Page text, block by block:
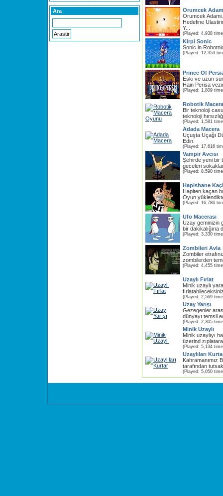
Ara
Orumcek Adam
Orumcek
Hedefine
Y...
(Played: 4,938
Kirpi Sonic
Sonic in
(Played: 12,353
Prince Of
Eski ve uzun
Hain Perisa
(Played: 1,809
Robotik
Bir teknoloji
teknoloji
(Played: 1,581
Adada Macera
Uçuşta Uçağı
Edin.
(Played: 17,616
Vampir Avcısı
Şehirde yeni bir
geceleri
(Played: 8,590
Hapishane
Hapiten kaçan
Oyun
(Played: 16,786
Ufo Macerası
Uzay geminizin
bir dakikalığına
(Played: 3,330
Zombileri Avla
Zombiler
zombilerden
(Played: 4,455
Uzaylı Fırlat
Minik uzaylı
(Played: 2,569
Uzay Yarışı
Gezegenler
dünyayı temsil
(Played: 2,305
Minik Uzaylı
Minik uzaylıyı
üzerind
(Played: 5,134
Uzaylıları
Kahramanımız
tarafından
(Played: 5,050